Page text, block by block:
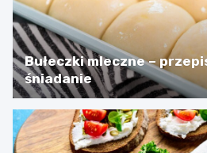
Bułeczki mleczne –
śniadanie